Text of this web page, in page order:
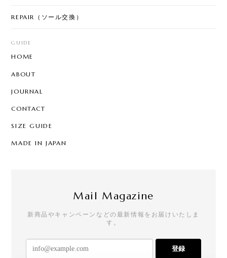
REPAIR（ソール交換）
GUIDE
HOME
ABOUT
JOURNAL
CONTACT
SIZE GUIDE
MADE IN JAPAN
Mail Magazine
新商品やキャンペーンなどの最新情報をお届けいたしま
す。
登録